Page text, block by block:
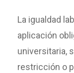
La igualdad
aplicación
universitaria,
restricción o